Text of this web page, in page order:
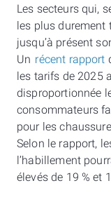
Les secteurs qui,
les plus
jusqu’à présent
Un récent rapport
les tarifs de 2025
disproportionnée
consommateurs
pour les
Selon le rapport,
l’habillement
élevés de 19 % et